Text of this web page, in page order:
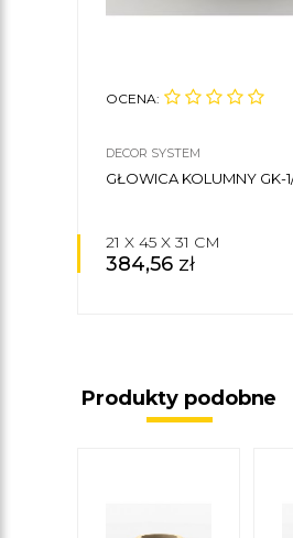
OCENA:
DECOR SYSTEM
GŁOWICA KOLUMNY GK-
21 X 45 X 31 CM
384,56 zł
Produkty podobne